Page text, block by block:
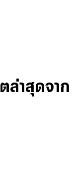
ล่าสุดจาก